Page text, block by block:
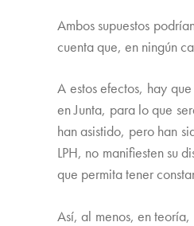
Ambos supuestos
cuenta que, en ningún
A estos efectos, hay
en Junta, para lo que
han asistido, pero han
LPH, no manifiesten su
que permita tener
Así, al menos, en